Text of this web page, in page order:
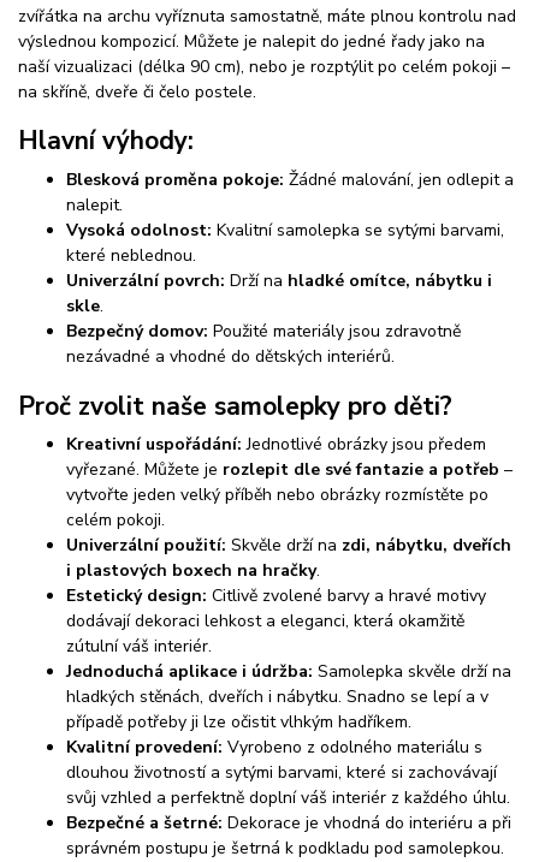
zvířátka na archu vyříznuta samostatně, máte plnou kontrolu nad
výslednou kompozicí. Můžete je nalepit do jedné řady jako na
naší vizualizaci (délka 90 cm), nebo je rozptýlit po celém pokoji –
na skříně, dveře či čelo postele.
Hlavní výhody:
Blesková proměna pokoje: Žádné malování, jen odlepit a
nalepit.
Vysoká odolnost: Kvalitní samolepka se sytými barvami,
které neblednou.
Univerzální povrch: Drží na hladké omítce, nábytku i
skle.
Bezpečný domov: Použité materiály jsou zdravotně
nezávadné a vhodné do dětských interiérů.
Proč zvolit naše samolepky pro děti?
Kreativní uspořádání: Jednotlivé obrázky jsou předem
vyřezané. Můžete je rozlepit dle své fantazie a potřeb –
vytvořte jeden velký příběh nebo obrázky rozmístěte po
celém pokoji.
Univerzální použití: Skvěle drží na zdi, nábytku, dveřích
i plastových boxech na hračky.
Estetický design: Citlivě zvolené barvy a hravé motivy
dodávají dekoraci lehkost a eleganci, která okamžitě
zútulní váš interiér.
Jednoduchá aplikace i údržba: Samolepka skvěle drží na
hladkých stěnách, dveřích i nábytku. Snadno se lepí a v
případě potřeby ji lze očistit vlhkým hadříkem.
Kvalitní provedení: Vyrobeno z odolného materiálu s
dlouhou životností a sytými barvami, které si zachovávají
svůj vzhled a perfektně doplní váš interiér z každého úhlu.
Bezpečné a šetrné: Dekorace je vhodná do interiéru a při
správném postupu je šetrná k podkladu pod samolepkou.